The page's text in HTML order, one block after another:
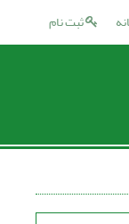
ثبت نام